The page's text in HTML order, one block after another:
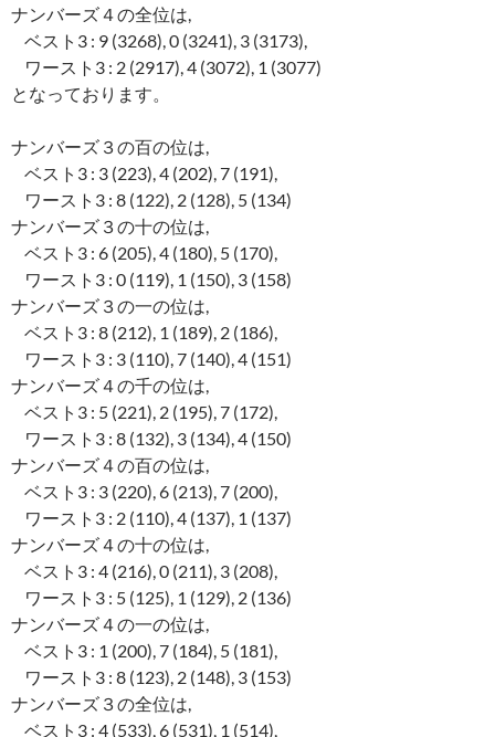
ナンバーズ４の全位は,
ベスト3 : 9 (3268), 0 (3241), 3 (3173),
ワースト3 : 2 (2917), 4 (3072), 1 (3077)
となっております。
ナンバーズ３の百の位は,
ベスト3 : 3 (223), 4 (202), 7 (191),
ワースト3 : 8 (122), 2 (128), 5 (134)
ナンバーズ３の十の位は,
ベスト3 : 6 (205), 4 (180), 5 (170),
ワースト3 : 0 (119), 1 (150), 3 (158)
ナンバーズ３の一の位は,
ベスト3 : 8 (212), 1 (189), 2 (186),
ワースト3 : 3 (110), 7 (140), 4 (151)
ナンバーズ４の千の位は,
ベスト3 : 5 (221), 2 (195), 7 (172),
ワースト3 : 8 (132), 3 (134), 4 (150)
ナンバーズ４の百の位は,
ベスト3 : 3 (220), 6 (213), 7 (200),
ワースト3 : 2 (110), 4 (137), 1 (137)
ナンバーズ４の十の位は,
ベスト3 : 4 (216), 0 (211), 3 (208),
ワースト3 : 5 (125), 1 (129), 2 (136)
ナンバーズ４の一の位は,
ベスト3 : 1 (200), 7 (184), 5 (181),
ワースト3 : 8 (123), 2 (148), 3 (153)
ナンバーズ３の全位は,
ベスト3 : 4 (533), 6 (531), 1 (514),